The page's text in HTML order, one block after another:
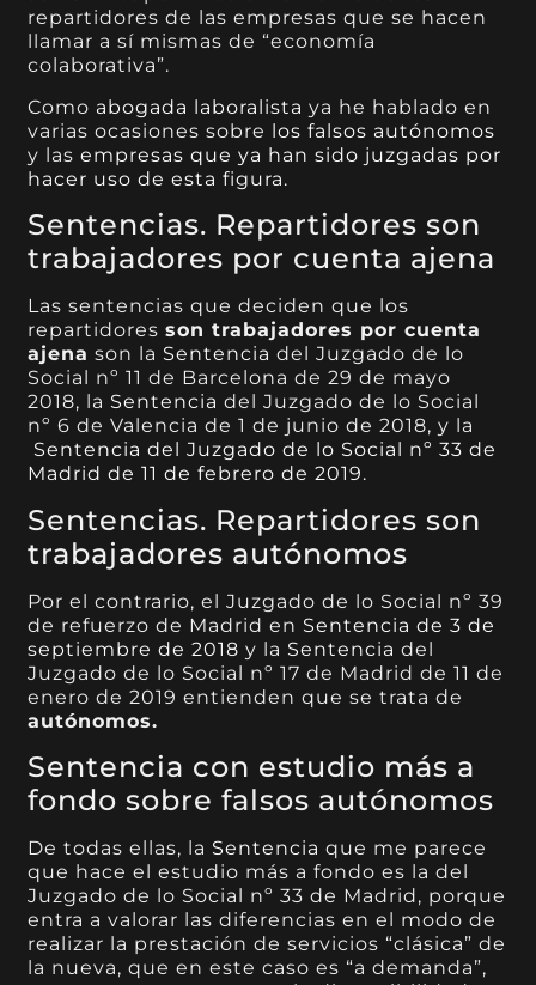
repartidores de las empresas que se hacen
llamar a sí mismas de “economía
colaborativa”.
Como abogada laboralista ya he hablado en
varias ocasiones sobre los falsos autónomos
y lasempresas que ya han sido juzgadas por
hacer uso de esta figura.
Sentencias. Repartidores son
trabajadores por cuenta ajena
Las sentencias que deciden que los
repartidoresson trabajadores por cuenta
ajena son la Sentencia del Juzgado de lo
Social nº 11 de Barcelona de 29 de mayo
2018, la Sentenciadel Juzgado de lo Social
nº 6 de Valencia de 1 de junio de 2018, y la
Sentencia del Juzgado de lo Social nº 33 de
Madrid de 11 de febrero de 2019.
Sentencias. Repartidores son
trabajadores autónomos
Por el contrario,el Juzgado de lo Social nº 39
de refuerzo de Madrid en Sentencia de 3 de
septiembre de 2018 y la Sentencia del
Juzgado de lo Social nº 17 de Madrid de 11 de
enero de 2019 entienden que se trata de
autónomos.
Sentencia con estudio más a
fondo sobre falsos autónomos
De todas ellas, la Sentencia que me parece
que hace el estudio más a fondo es la del
Juzgado de lo Social nº 33 de Madrid, porque
entra a valorar las diferencias en el modo de
realizar la prestación de servicios “clásica” de
la nueva, que en este caso es “a demanda”,